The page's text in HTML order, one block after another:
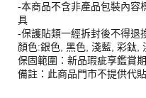
-本商品不含非產品包裝內容
具
-保護貼類一經拆封後不得退
顏色:銀色, 黑色, 淺藍, 彩鈦,
保固範圍：新品瑕疵享鑑賞期
備註：此商品門市不提供代